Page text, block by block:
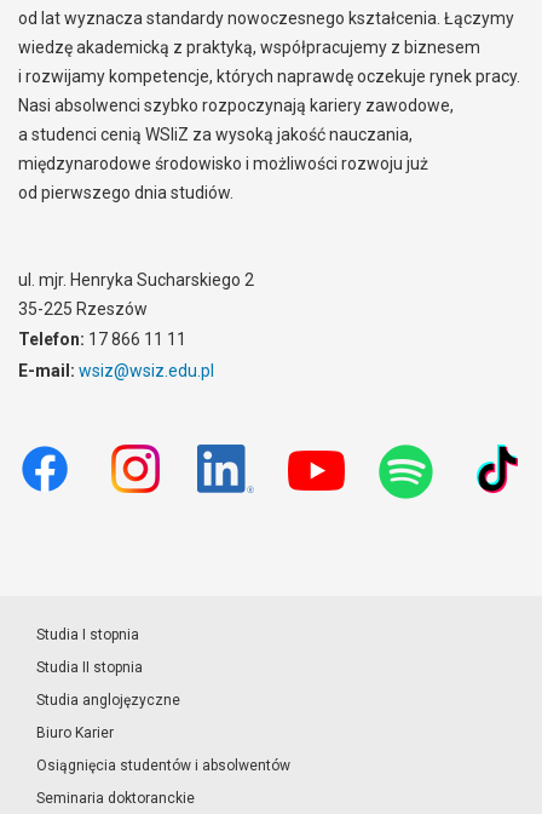
od lat wyznacza standardy nowoczesnego kształcenia. Łączymy
wiedzę akademicką z praktyką, współpracujemy z biznesem
i rozwijamy kompetencje, których naprawdę oczekuje rynek pracy.
Nasi absolwenci szybko rozpoczynają kariery zawodowe,
a studenci cenią WSIiZ za wysoką jakość nauczania,
międzynarodowe środowisko i możliwości rozwoju już
od pierwszego dnia studiów.
ul. mjr. Henryka Sucharskiego 2
35-225 Rzeszów
Telefon: 17 866 11 11
E-mail: wsiz@wsiz.edu.pl
Studia I stopnia
Studia II stopnia
Studia anglojęzyczne
Biuro Karier
Osiągnięcia studentów i absolwentów
Seminaria doktoranckie